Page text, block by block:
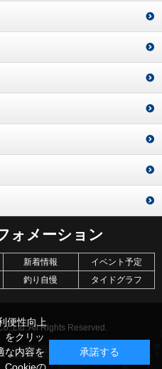
ォメーション
新着情報
イベント予定
釣り自慢
タイドグラフ
All Rights Reserved.
便性向上
をクリッ
な内容を
承諾する